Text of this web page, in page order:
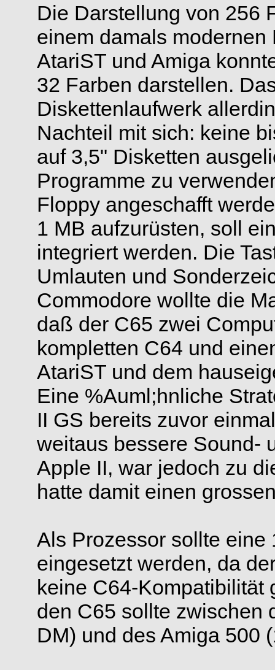
Die Darstellung von 256
einem damals
AtariST und Amiga
32 Farben darstellen.
Diskettenlaufwerk
Nachteil mit sich: keine
auf 3,5" Disketten
Programme zu
Floppy angeschafft
1 MB aufzurüsten, soll
integriert werden. Die
Umlauten und
Commodore wollte die
daß der C65 zwei
kompletten C64 und
AtariST und dem
Eine %Auml;hnliche
II GS bereits zuvor
weitaus bessere Sound-
Apple II, war jedoch zu
hatte damit einen
Als Prozessor sollte
eingesetzt werden, da
keine C64-Kompatibilität
den C65 sollte zwischen
DM) und des Amiga 500